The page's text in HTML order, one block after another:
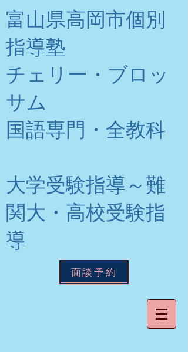
富山県高岡市個別
指導塾
チェリー・ブロッ
サム
​国語専門・全教科
大学受験指導～難
関大・高校受験指
導
面談予約